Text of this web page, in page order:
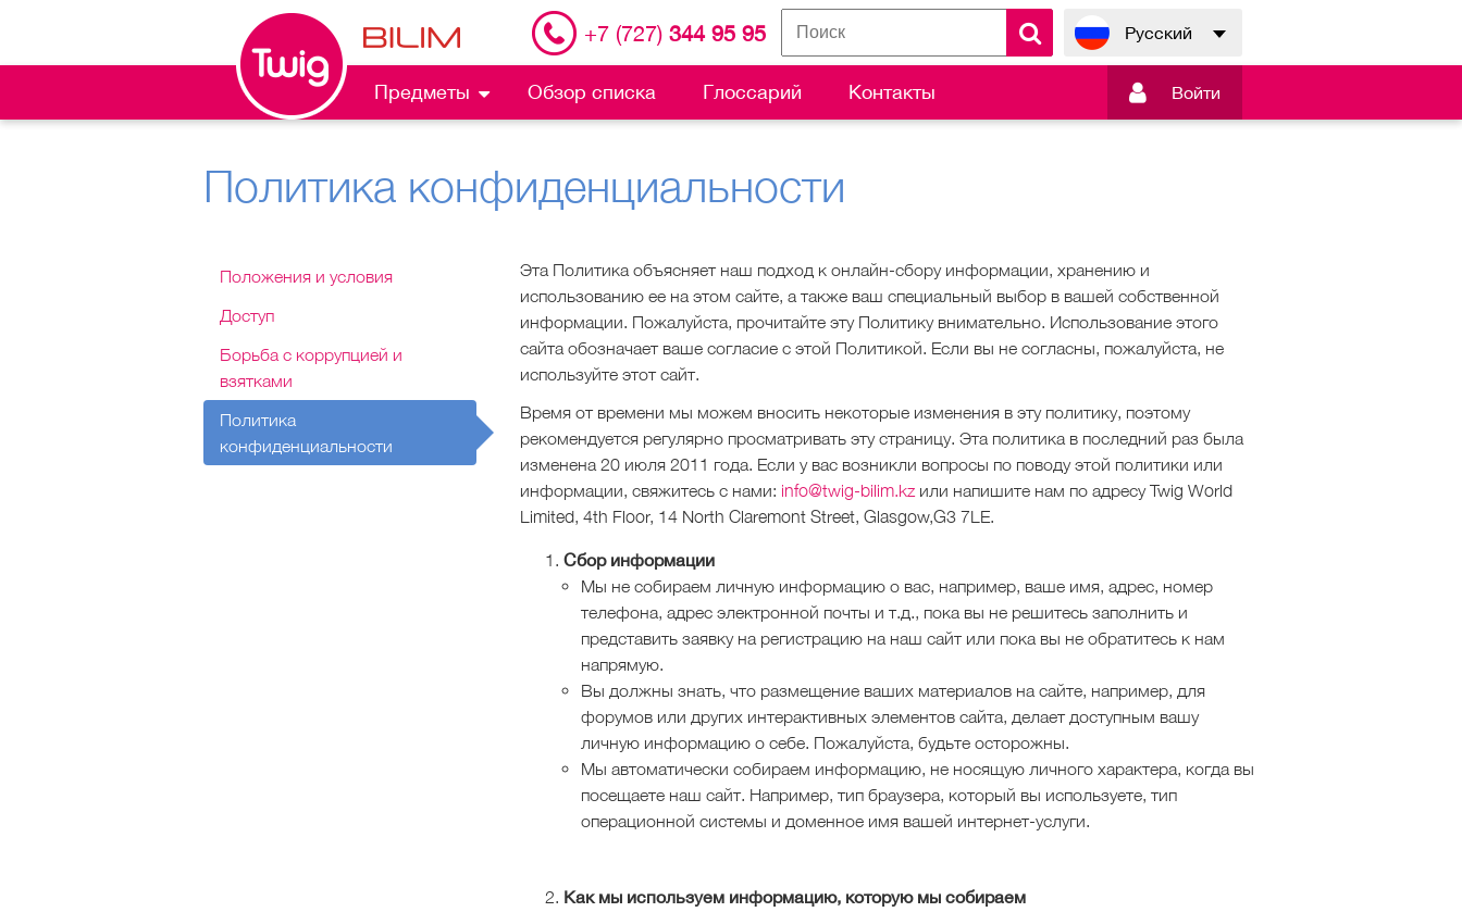
+7 (727) 344 95 95 Русский
Предметы Обзор списка Глоссарий Контакты  Войти
Политика конфиденциальности
Положения и условия
Доступ
Борьба с коррупцией и
взятками
Политика
конфиденциальности
Эта Политика объясняет наш подход к онлайн-сбору информации, хранению и
использованию ее на этом сайте, а также ваш специальный выбор в вашей собственной
информации. Пожалуйста, прочитайте эту Политику внимательно. Использование этого
сайта обозначает ваше согласие с этой Политикой. Если вы не согласны, пожалуйста, не
используйте этот сайт.
Время от времени мы можем вносить некоторые изменения в эту политику, поэтому
рекомендуется регулярно просматривать эту страницу. Эта политика в последний раз была
изменена 20 июля 2011 года. Если у вас возникли вопросы по поводу этой политики или
информации, свяжитесь с нами: info@twig-bilim.kz или напишите нам по адресу Twig World
Limited, 4th Floor, 14 North Claremont Street, Glasgow,G3 7LE.
Сбор информации
Мы не собираем личную информацию о вас, например, ваше имя, адрес, номер
телефона, адрес электронной почты и т.д., пока вы не решитесь заполнить и
представить заявку на регистрацию на наш сайт или пока вы не обратитесь к нам
напрямую.
Вы должны знать, что размещение ваших материалов на сайте, например, для
форумов или других интерактивных элементов сайта, делает доступным вашу
личную информацию о себе. Пожалуйста, будьте осторожны.
Мы автоматически собираем информацию, не носящую личного характера, когда вы
посещаете наш сайт. Например, тип браузера, который вы используете, тип
операционной системы и доменное имя вашей интернет-услуги.
Как мы используем информацию, которую мы собираем